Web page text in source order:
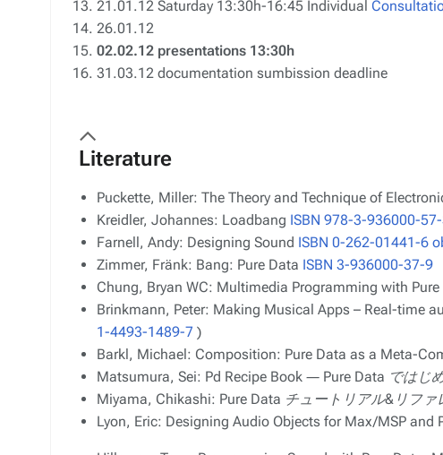
21.01.12 Saturday 13:30h-16:45 Individual
26.01.12
02.02.12 presentations 13:30h
31.03.12 documentation sumbission deadline
Literature
Puckette, Miller: The Theory and Technique of
Kreidler, Johannes: Loadbang ISBN 978-3-936000-
Farnell, Andy: Designing Sound ISBN 0-262-01441-6
Zimmer, Fränk: Bang: Pure Data ISBN 3-936000-37-9
Chung, Bryan WC: Multimedia Programming with Pure
Brinkmann, Peter: Making Musical Apps – Real-time
1-4493-1489-7 )
Barkl, Michael: Composition: Pure Data as a Meta-
Matsumura, Sei: Pd Recipe Book ― Pure Data ではじ
Miyama, Chikashi: Pure Data チュートリアル&リファ
Lyon, Eric: Designing Audio Objects for Max/MSP and